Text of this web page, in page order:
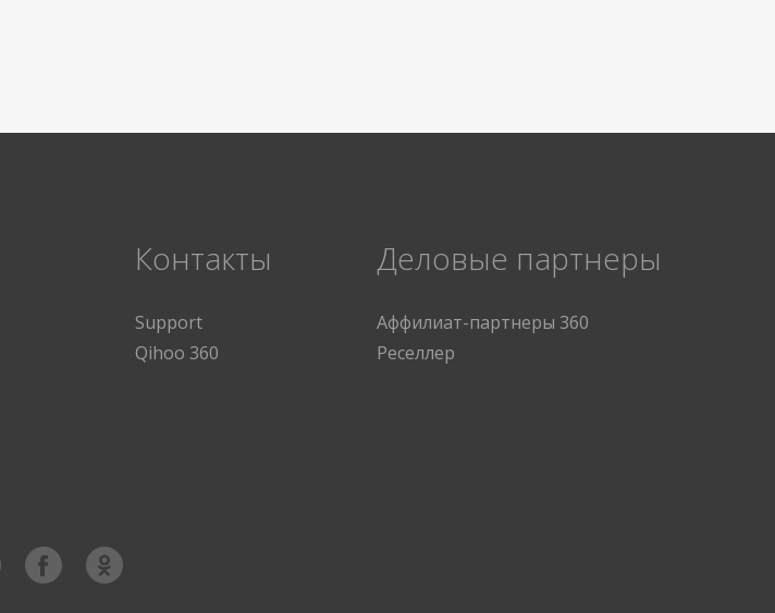
Контакты
Support
Qihoo 360
Деловые партнеры
Аффилиат-партнеры 360
Реселлер